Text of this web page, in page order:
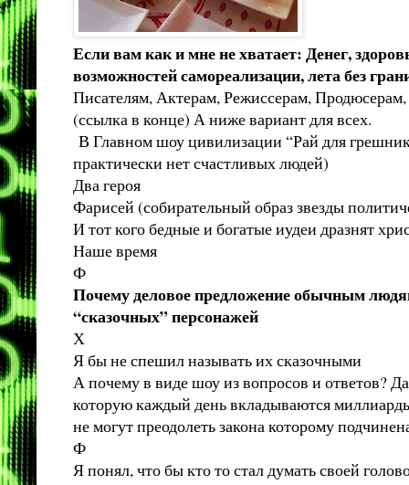
Если вам как и мне не хватает: Денег,
возможностей самореализации, лета без
Писателям, Актерам, Режиссерам,
(ссылка в конце) А ниже вариант для всех.
В Главном шоу цивилизации “Рай для
практически нет счастливых людей)
Два героя
Фарисей (собирательный образ звезды
И тот кого бедные и богатые иудеи дразнят
Наше время
Ф
Почему деловое предложение обычным
“сказочных” персонажей
Х
Я бы не спешил называть их сказочными
А почему в виде шоу из вопросов и ответов?
которую каждый день вкладываются
не могут преодолеть закона которому
Ф
Я понял, что бы кто то стал думать своей